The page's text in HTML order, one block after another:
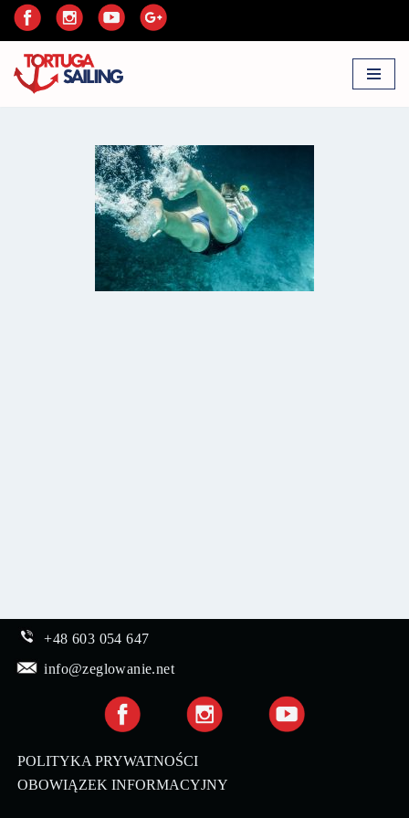
do
treści
+48 603 054 647
info@zeglowanie.net
POLITYKA PRYWATNOŚCI
OBOWIĄZEK INFORMACYJNY